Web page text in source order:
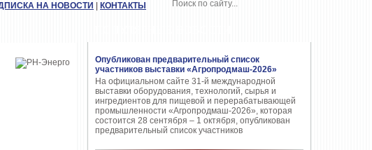
Опубликован предварительный список
участников выставки «Агропродмаш-2026»
На официальном сайте 31-й международной
выставки оборудования, технологий, сырья и
ингредиентов для пищевой и перерабатывающей
промышленности «Агропродмаш-2026», которая
состоится 28 сентября – 1 октября, опубликован
предварительный список участников
НА НОВОСТИ КОНТАКТЫ